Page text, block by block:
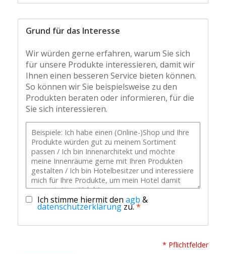
Grund für das Interesse
Wir würden gerne erfahren, warum Sie sich
für unsere Produkte interessieren, damit wir
Ihnen einen besseren Service bieten können.
So können wir Sie beispielsweise zu den
Produkten beraten oder informieren, für die
Sie sich interessieren.
Ich stimme hiermit den agb &
datenschutzerklärung zu.*
* Pflichtfelder